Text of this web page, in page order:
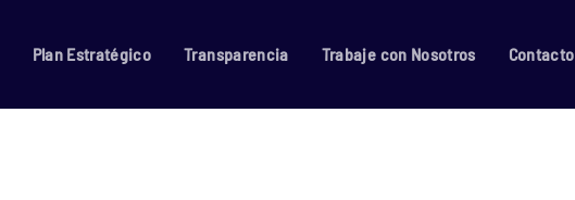
Plan Estratégico Transparencia Trabaje con Nosotros Contacto